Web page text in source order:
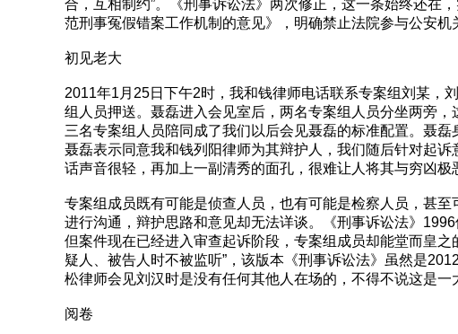
合，互相制约”。《刑事诉讼法》两次修正，这一条始终还在
范刑事冤假错案工作机制的意见》，明确禁止法院参与公安
初见老大
2011年1月25日下午2时，我和钱律师电话联系专案组刘某，
组人员押送。聂磊进入会见室后，两名专案组人员分坐两旁
三名专案组人员陪同成了我们以后会见聂磊的标准配置。聂
聂磊表示同意我和钱列阳律师为其辩护人，我们随后针对起
话声音很轻，再加上一副清秀的面孔，很难让人将其与穷凶
专案组成员既有可能是侦查人员，也有可能是检察人员，甚
进行沟通，辩护思路和意见却无法详谈。《刑事诉讼法》
但案件现在已经进入审查起诉阶段，专案组成员却能堂而皇
疑人、被告人时不被监听”，该版本《刑事诉讼法》虽然是
松律师会见刘汉时是没有任何其他人在场的，不得不说这是
阅卷